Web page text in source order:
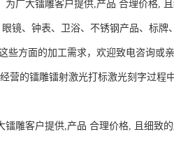
广大镭雕客户提供,产品 合理价格,
镜、钟表、卫浴、不锈钢产品、标牌
些方面的加工需求，欢迎致电咨询或
营的镭雕镭射激光打标激光刻字过程
雕客户提供,产品 合理价格, 且细致